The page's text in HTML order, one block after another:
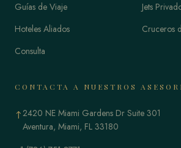
Guías de Viaje
Hoteles Aliados
Consulta
Jets
Cruceros
CONTACTA A NUESTROS
↑2420 NE Miami Gardens Dr Suite 301
Aventura, Miami, FL 33180